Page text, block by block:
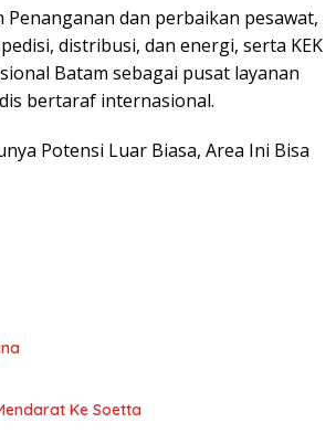
Penanganan dan perbaikan pesawat,
distribusi, dan energi, serta KEK
Batam sebagai pusat layanan
bertaraf internasional.
Potensi Luar Biasa, Area Ini Bisa
Ke Soetta